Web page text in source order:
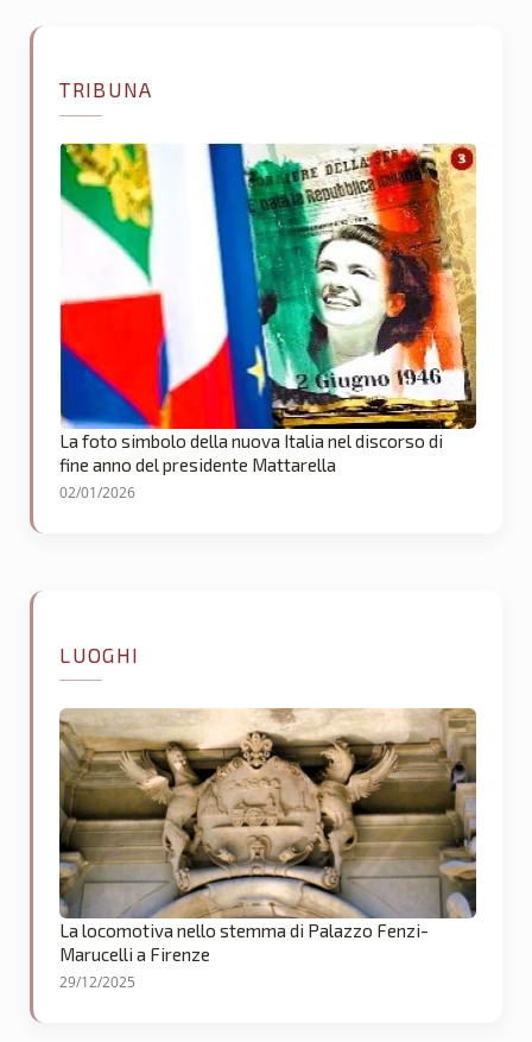
TRIBUNA
La foto simbolo della nuova Italia nel discorso di
fine anno del presidente Mattarella
02/01/2026
LUOGHI
La locomotiva nello stemma di Palazzo Fenzi-
Marucelli a Firenze
29/12/2025